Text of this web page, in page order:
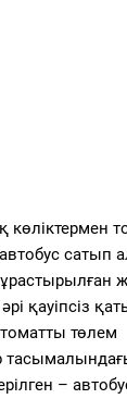
көліктермен
сатып
қауіпсіз
төлем
–